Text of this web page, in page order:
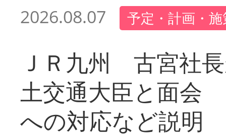
2026.08.07 予定・計画・
ＪＲ九州 古宮社
土交通大臣と面会
への対応など説明